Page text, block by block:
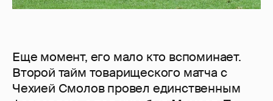
Еще момент, его мало кто вспоминает.
Второй тайм товарищеского матча с
Чехией Смолов провел единственным